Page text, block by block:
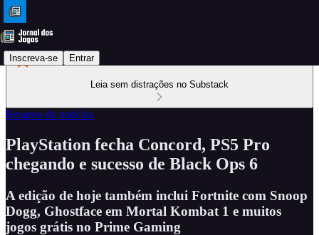
Inscreva-se Entrar
Leia sem distrações no Substack
Resumo de notícias
PlayStation fecha Concord, PS5 Pro
chegando e sucesso de Black Ops 6
A edição de hoje também inclui Fortnite com Snoop
Dogg, Ghostface em Mortal Kombat 1 e muitos
jogos grátis no Prime Gaming